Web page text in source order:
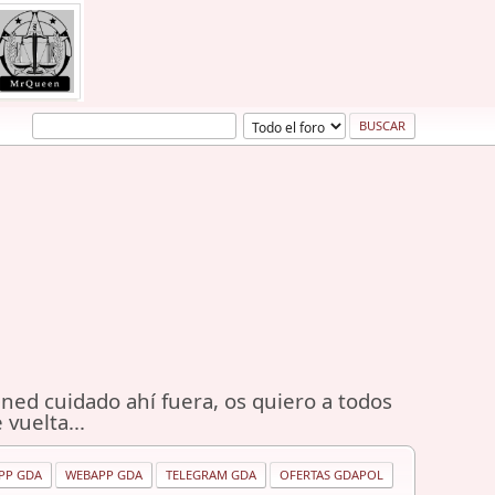
cuidado ahí fuera, os quiero a todos
vuelta...
GDA WEBAPP GDA TELEGRAM GDA OFERTAS GDAPOL